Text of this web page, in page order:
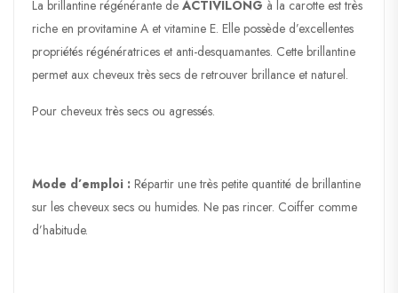
La brillantine régénérante de ACTIVILONG à la carotte est très
riche en provitamine A et vitamine E. Elle possède d’excellentes
propriétés régénératrices et anti-desquamantes. Cette brillantine
permet aux cheveux très secs de retrouver brillance et naturel.
Pour cheveux très secs ou agressés.
Mode d’emploi : Répartir une très petite quantité de brillantine
sur les cheveux secs ou humides. Ne pas rincer. Coiffer comme
d’habitude.